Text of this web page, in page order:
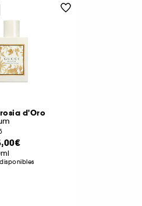
d'Oro